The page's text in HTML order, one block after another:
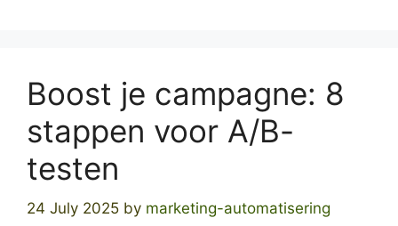
Boost je campagne: 8
stappen voor A/B-
testen
24 July 2025 by marketing-automatisering